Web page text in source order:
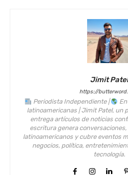
Jimit Patel
https://
Periodista Independiente |
latinoamericanas | Jimit Patel, un
entrega artículos de noticias
escritura genera
latinoamericanos y cubre eventos
negocios, política,
tecnología.